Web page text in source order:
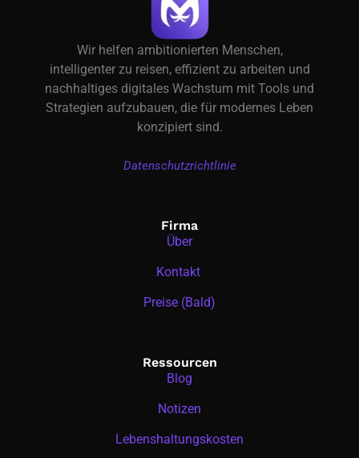
Wir helfen ambitionierten Menschen,
intelligenter zu reisen, effizient zu arbeiten und
nachhaltiges digitales Wachstum mit Tools und
Strategien aufzubauen, die für modernes Leben
konzipiert sind.
Datenschutzrichtlinie
Firma
Über
Kontakt
Preise (Bald)
Ressourcen
Blog
Notizen
Lebenshaltungskosten